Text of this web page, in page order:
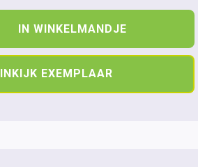
IN WINKELMANDJE
INKIJK EXEMPLAAR